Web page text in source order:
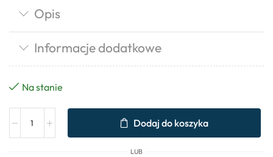
Opis
Informacje dodatkowe
Na stanie
Dodaj do koszyka
LUB